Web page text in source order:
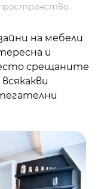
на мебели
и
срещаните